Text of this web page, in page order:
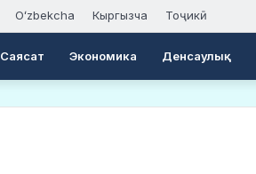
Oʻzbekcha Кыргызча Тоҷикӣ
Саясат Экономика Денсаулық